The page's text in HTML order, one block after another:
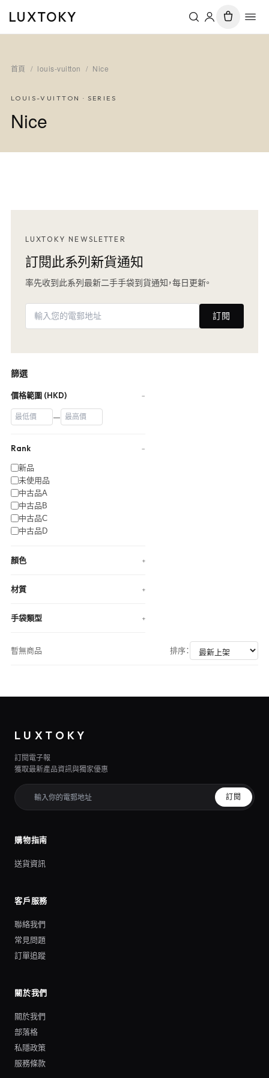
LUXTOKY
首頁 / louis-vuitton / Nice
LOUIS-VUITTON · SERIES
Nice
LUXTOKY NEWSLETTER
訂閱此系列新貨通知
率先收到此系列最新二手手袋到貨通知，每日更新。
訂閱
篩選
價格範圍 (HKD) −
—
Rank −
新品
未使用品
中古品A
中古品B
中古品C
中古品D
顏色 +
材質 +
手袋類型 +
暫無商品 排序：
LUXTOKY
訂閱電子報
獲取最新產品資訊與獨家優惠
訂閱
購物指南
送貨資訊
客戶服務
聯絡我們
常見問題
訂單追蹤
關於我們
關於我們
部落格
私隱政策
服務條款